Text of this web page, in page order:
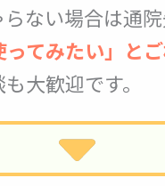
ない場合は通
ってみたい」と
大歓迎です。